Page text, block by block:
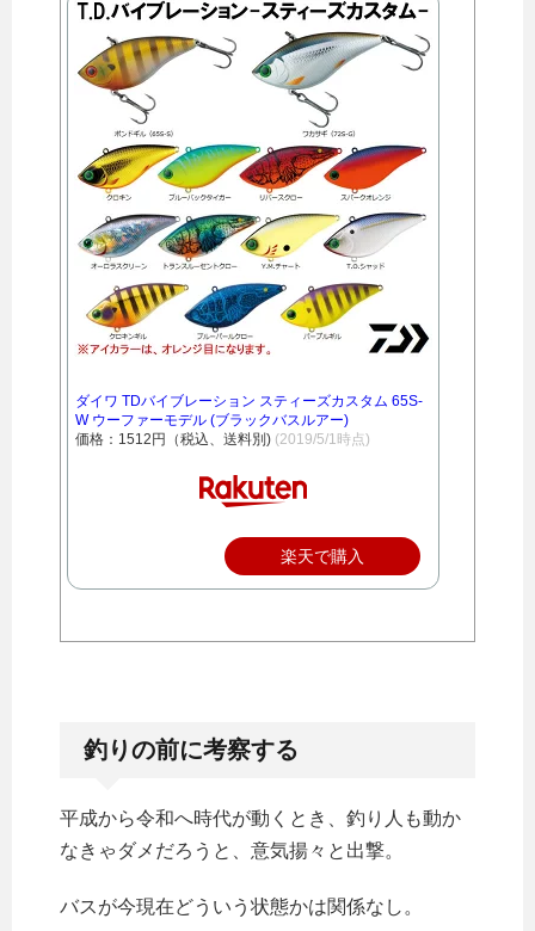
ダイワ TDバイブレーション スティーズカスタム 65S-
W ウーファーモデル (ブラックバスルアー)
価格：1512円（税込、送料別) (2019/5/1時点)
楽天で購入
釣りの前に考察する
平成から令和へ時代が動くとき、釣り人も動か
なきゃダメだろうと、意気揚々と出撃。
バスが今現在どういう状態かは関係なし。